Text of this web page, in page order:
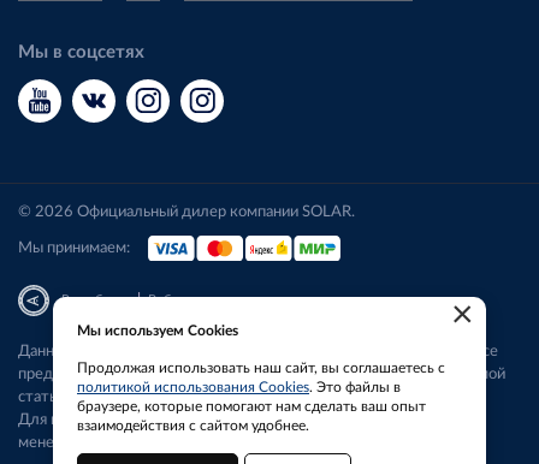
Мы в соцсетях
© 2026 Официальный дилер компании SOLAR.
Мы принимаем:
Разработка|Веб-аналитика
Данный сайт носит исключительно информационный характер. Все
представленные предложения не являются офертой, определяемой
статьей 437 ГК РФ.
Для получения подробной информации свяжитесь с нашим
менеджером.
×
Мы используем Cookies
Продолжая использовать наш сайт, вы соглашаетесь с
политикой использования Cookies. Это файлы в
браузере, которые помогают нам сделать ваш опыт
взаимодействия с сайтом удобнее.